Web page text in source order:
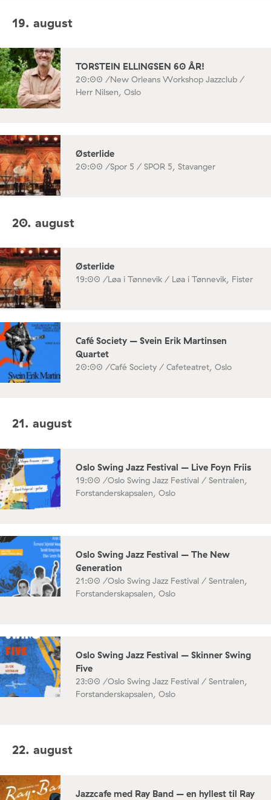
19. august
TORSTEIN ELLINGSEN 60 ÅR!
20:00 /New Orleans Workshop Jazzclub /
Herr Nilsen, Oslo
Østerlide
20:00 /Spor 5 / SPOR 5, Stavanger
20. august
Østerlide
19:00 /Løa i Tønnevik / Løa i Tønnevik, Fister
Café Society – Svein Erik Martinsen
Quartet
20:00 /Café Society / Cafeteatret, Oslo
21. august
Oslo Swing Jazz Festival – Live Foyn Friis
19:00 /Oslo Swing Jazz Festival / Sentralen,
Forstanderskapsalen, Oslo
Oslo Swing Jazz Festival – The New
Generation
21:00 /Oslo Swing Jazz Festival / Sentralen,
Forstanderskapsalen, Oslo
Oslo Swing Jazz Festival – Skinner Swing
Five
23:00 /Oslo Swing Jazz Festival / Sentralen,
Forstanderskapsalen, Oslo
22. august
Jazzcafe med Ray Band – en hyllest til Ray